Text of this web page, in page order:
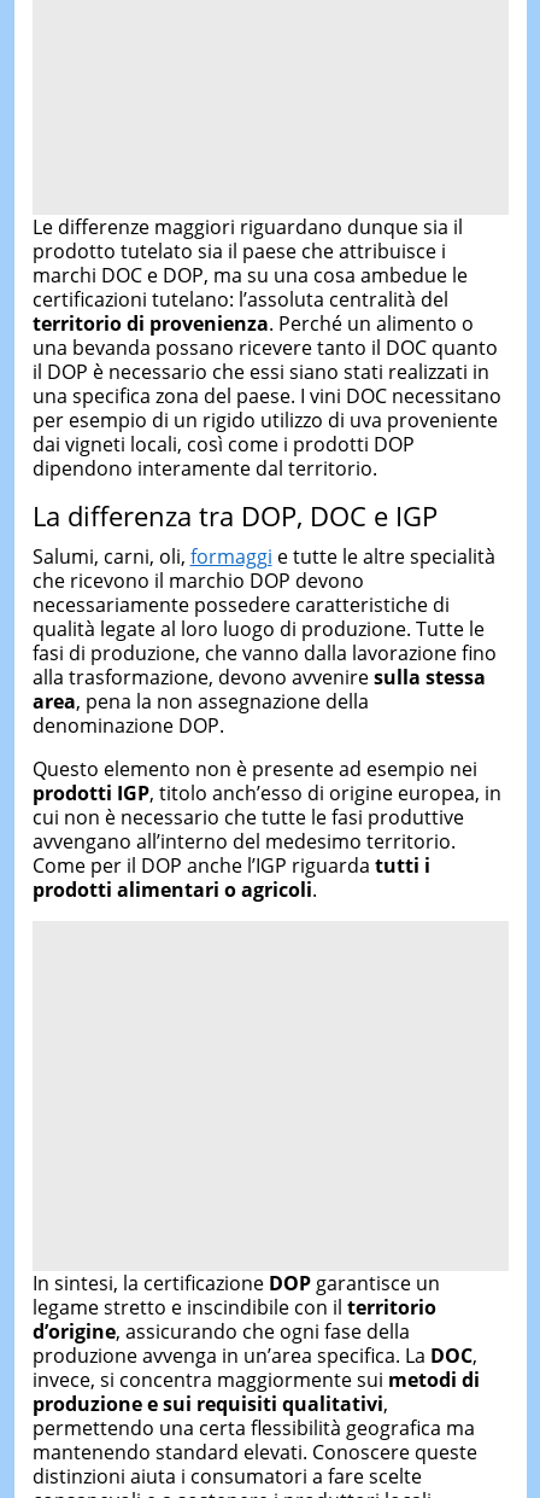
Le differenze maggiori riguardano dunque sia il
prodotto tutelato sia il paese che attribuisce i
marchi DOC e DOP, ma su una cosa ambedue le
certificazioni tutelano: l’assoluta centralità del
territorio di provenienza. Perché un alimento o
una bevanda possano ricevere tanto il DOC quanto
il DOP è necessario che essi siano stati realizzati in
una specifica zona del paese. I vini DOC necessitano
per esempio di un rigido utilizzo di uva proveniente
dai vigneti locali, così come i prodotti DOP
dipendono interamente dal territorio.
La differenza tra DOP, DOC e IGP
Salumi, carni, oli, formaggi e tutte le altre specialità
che ricevono il marchio DOP devono
necessariamente possedere caratteristiche di
qualità legate al loro luogo di produzione. Tutte le
fasi di produzione, che vanno dalla lavorazione fino
alla trasformazione, devono avveniresulla stessa
area, pena la non assegnazione della
denominazione DOP.
Questo elemento non è presente ad esempio nei
prodotti IGP, titolo anch’esso di origine europea, in
cui non è necessario che tutte le fasi produttive
avvengano all’interno del medesimo territorio.
Come per il DOP anche l’IGP riguarda tutti i
prodotti alimentari o agricoli.
In sintesi, la certificazione DOPgarantisce un
legame stretto e inscindibile con il territorio
d’origine, assicurando che ogni fase della
produzione avvenga in un’area specifica. La DOC,
invece, si concentra maggiormente sui metodi di
produzione e sui requisiti qualitativi,
permettendo una certa flessibilità geografica ma
mantenendo standard elevati. Conoscere queste
distinzioni aiuta i consumatori a fare scelte